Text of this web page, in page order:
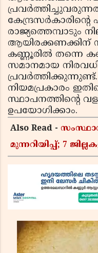
രാജ്യത്തെമ്പാടും
ആയിരക്കണക്കിന്
കണ്ണൂരില്‍ തന്നെ
സമാനമായ
നിയമപ്രകാരം
സ്ഥാപനത്തിന്റെ
ഉപയോഗിക്കാം.
Also Read -
മുന്നറിയിപ്പ്; 7